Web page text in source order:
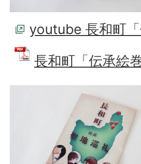
youtube 長和町「
長和町「伝承絵